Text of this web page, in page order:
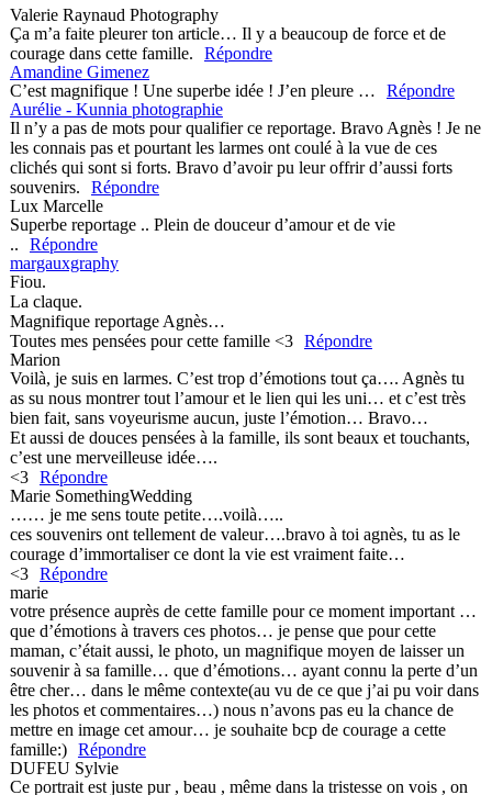
Your email isnever published or shared. Required fields are marked
*
Save my name, email, and website in this browser for the next
time I comment.
Post Comment
Valerie Raynaud Photography
Ça m’a faite pleurer ton article… Il y a beaucoup de force et de
courage dans cette famille.
Répondre
Amandine Gimenez
C’est magnifique ! Une superbe idée ! J’en pleure …
Répondre
Aurélie - Kunnia photographie
Il n’y a pas de mots pour qualifier ce reportage. Bravo Agnès ! Je ne
les connais pas et pourtant les larmes ont coulé à la vue de ces
clichés qui sont si forts. Bravo d’avoir pu leur offrir d’aussi forts
souvenirs.
Répondre
Lux Marcelle
Superbe reportage .. Plein de douceur d’amour et de vie
..
Répondre
margauxgraphy
Fiou.
La claque.
Magnifique reportage Agnès…
Toutes mes pensées pour cette famille <3 Répondre
Marion
Voilà, je suis en larmes. C’est trop d’émotions tout ça…. Agnès tu
as su nous montrer tout l’amour et le lien qui les uni… et c’est très
bien fait, sans voyeurisme aucun, juste l’émotion… Bravo…
Et aussi de douces pensées à la famille, ils sont beaux et touchants,
c’est une merveilleuse idée….
<3 Répondre
Marie SomethingWedding
…… je me sens toute petite….voilà…..
ces souvenirs ont tellement de valeur….bravo à toi agnès, tu as le
courage d’immortaliser ce dont la vie est vraiment faite…
<3 Répondre
marie
votre présence auprès de cette famille pour ce moment important …
que d’émotions à travers ces photos… je pense que pour cette
maman, c’était aussi, le photo, un magnifique moyen de laisser un
souvenir à sa famille… que d’émotions… ayant connu la perte d’un
être cher… dans le même contexte(au vu de ce que j’ai pu voir dans
les photos et commentaires…) nous n’avons pas eu la chance de
mettre en image cet amour… je souhaite bcp de courage a cette
famille:) Répondre
DUFEU Sylvie
Ce portrait est juste pur , beau , même dans la tristesse on vois , on